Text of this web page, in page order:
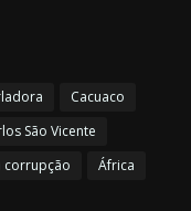
Cacuaco
São Vicente
corrupção África